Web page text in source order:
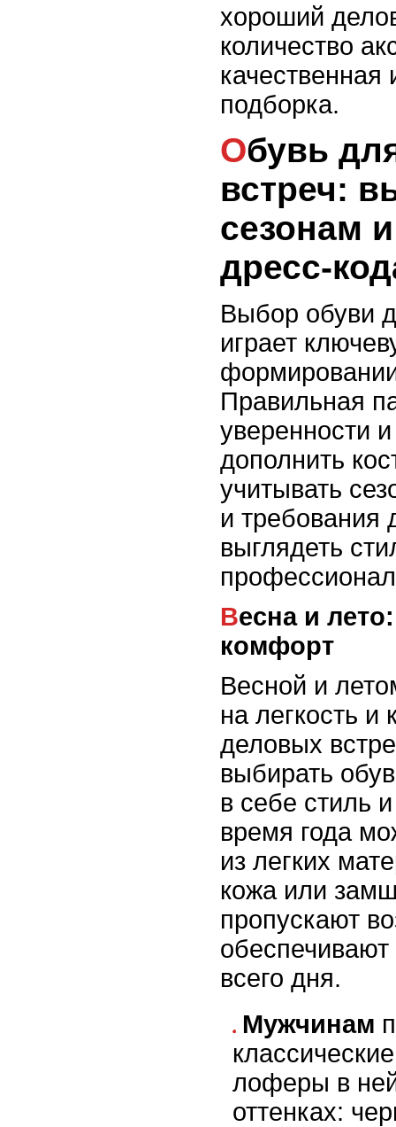
хороший
количество
качественная
подборка.
Обувь для офисных
встреч:
сезонам
дресс-
Выбор обуви
играет
Правильная
уверенности
дополнить
учитывать
и требования
выглядеть
Весна и лето: легкость и
комфорт
Весной и
на легкость
деловых
выбирать
в себе стиль
время года
из легких
кожа или
пропускают
всего дня.
Мужчинам
лоферы в
оттенках: